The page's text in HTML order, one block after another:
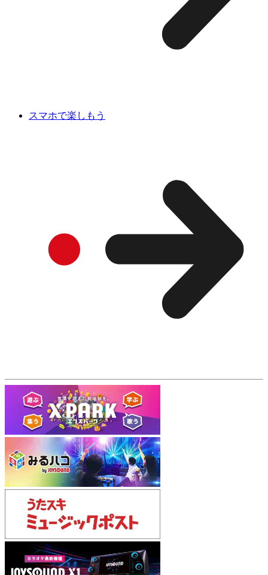
スマホで楽しもう